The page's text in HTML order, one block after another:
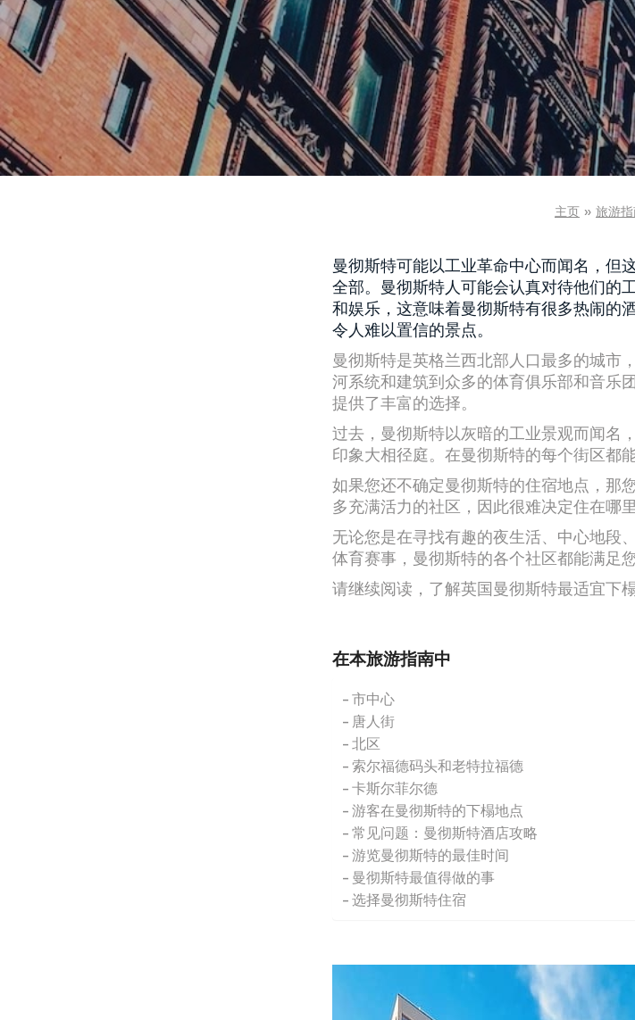
主页 » 旅游
曼彻斯特可能以工业革命中心而闻名，但
全部。曼彻斯特人可能会认真对待他们的
和娱乐，这意味着曼彻斯特有很多热闹的
令人难以置信的景点。
曼彻斯特是英格兰西北部人口最多的城市
河系统和建筑到众多的体育俱乐部和音乐
提供了丰富的选择。
过去，曼彻斯特以灰暗的工业景观而闻名
印象大相径庭。在曼彻斯特的每个街区都
如果您还不确定曼彻斯特的住宿地点，那
多充满活力的社区，因此很难决定住在哪里
无论您是在寻找有趣的夜生活、中心地段
体育赛事，曼彻斯特的各个社区都能满足
请继续阅读，了解英国曼彻斯特最适宜下榻
在本旅游指南中
市中心
唐人街
北区
索尔福德码头和老特拉福德
卡斯尔菲尔德
游客在曼彻斯特的下榻地点
常见问题：曼彻斯特酒店攻略
游览曼彻斯特的最佳时间
曼彻斯特最值得做的事
选择曼彻斯特住宿